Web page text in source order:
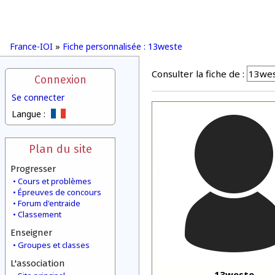
France-IOI » Fiche personnalisée : 13weste
Connexion
Se connecter
Langue :
Plan du site
Progresser
Cours et problèmes
Épreuves de concours
Forum d'entraide
Classement
Enseigner
Groupes et classes
L'association
Consulter la fiche de :